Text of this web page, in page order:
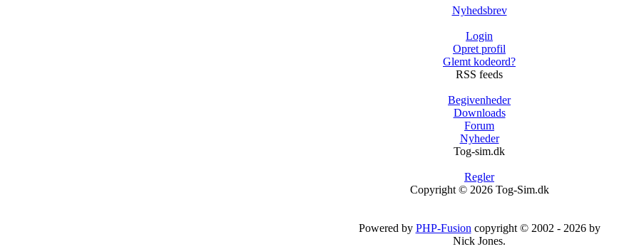
Nyhedsbrev
Login
Opret profil
Glemt kodeord?
RSS feeds
Begivenheder
Downloads
Forum
Nyheder
Tog-sim.dk
Regler
Copyright © 2026 Tog-Sim.dk
Powered by PHP-Fusion copyright © 2002 - 2026 by
Nick Jones.